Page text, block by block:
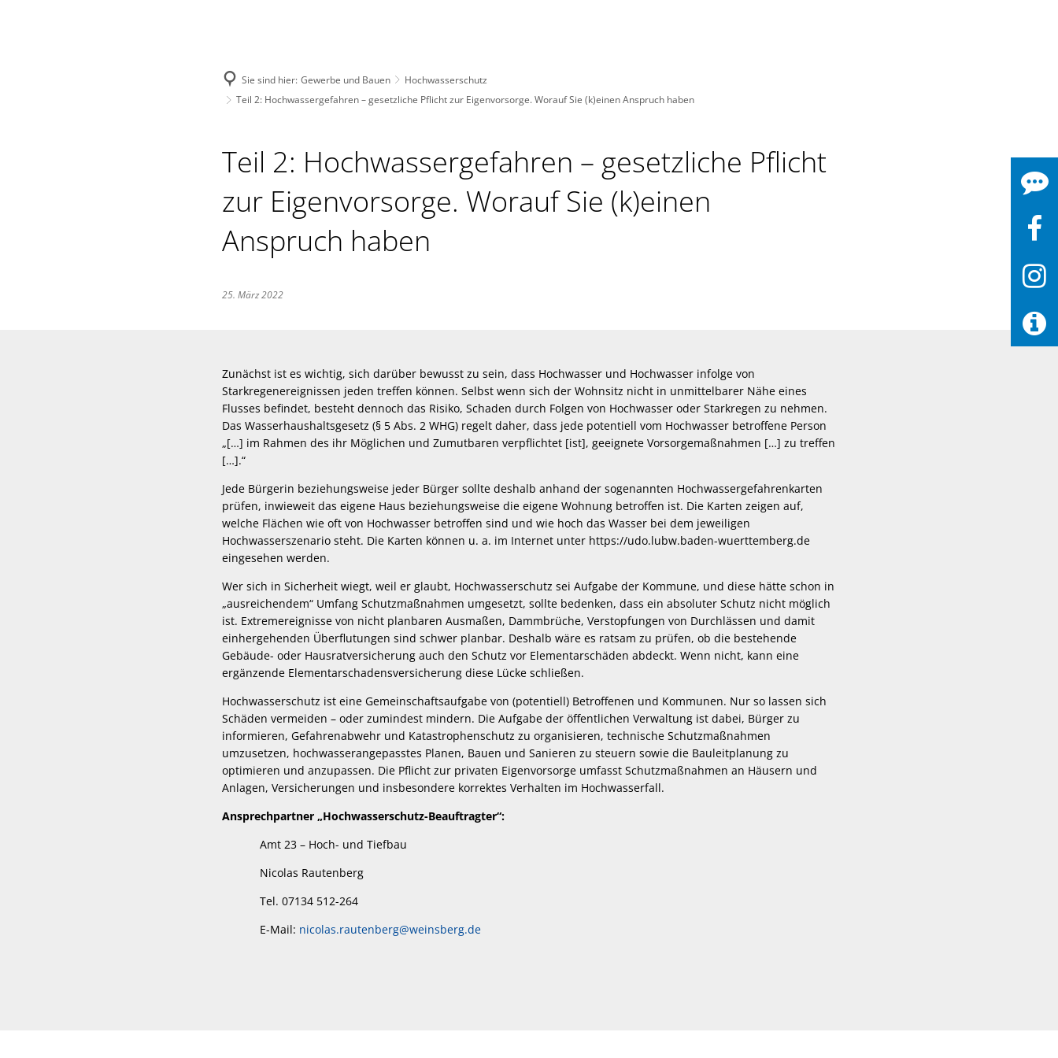
Sie sind hier: Gewerbe und Bauen
Hochwasserschutz
Teil 2: Hochwassergefahren – gesetzliche Pflicht zur Eigenvorsorge. Worauf Sie (k)einen Anspruch haben
Teil 2: Hochwassergefahren – gesetzliche Pflicht
zur Eigenvorsorge. Worauf Sie (k)einen
Anspruch haben
25. März 2022
Zunächst ist es wichtig, sich darüber bewusst zu sein, dass Hochwasser und Hochwasser infolge von
Starkregenereignissen jeden treffen können. Selbst wenn sich der Wohnsitz nicht in unmittelbarer Nähe eines
Flusses befindet, besteht dennoch das Risiko, Schaden durch Folgen von Hochwasser oder Starkregen zu nehmen.
Das Wasserhaushaltsgesetz (§ 5 Abs. 2 WHG) regelt daher, dass jede potentiell vom Hochwasser betroffene Person
„[…] im Rahmen des ihr Möglichen und Zumutbaren verpflichtet [ist], geeignete Vorsorgemaßnahmen […] zu treffen
[…].“
Jede Bürgerin beziehungsweise jeder Bürger sollte deshalb anhand der sogenannten Hochwassergefahrenkarten
prüfen, inwieweit das eigene Haus beziehungsweise die eigene Wohnung betroffen ist. Die Karten zeigen auf,
welche Flächen wie oft von Hochwasser betroffen sind und wie hoch das Wasser bei dem jeweiligen
Hochwasserszenario steht. Die Karten können u. a. im Internet unter https://udo.lubw.baden-wuerttemberg.de
eingesehen werden.
Wer sich in Sicherheit wiegt, weil er glaubt, Hochwasserschutz sei Aufgabe der Kommune, und diese hätte schon in
„ausreichendem“ Umfang Schutzmaßnahmen umgesetzt, sollte bedenken, dass ein absoluter Schutz nicht möglich
ist. Extremereignisse von nicht planbaren Ausmaßen, Dammbrüche, Verstopfungen von Durchlässen und damit
einhergehenden Überflutungen sind schwer planbar. Deshalb wäre es ratsam zu prüfen, ob die bestehende
Gebäude- oder Hausratversicherung auch den Schutz vor Elementarschäden abdeckt. Wenn nicht, kann eine
ergänzende Elementarschadensversicherung diese Lücke schließen.
Hochwasserschutz ist eine Gemeinschaftsaufgabe von (potentiell) Betroffenen und Kommunen. Nur so lassen sich
Schäden vermeiden – oder zumindest mindern. Die Aufgabe der öffentlichen Verwaltung ist dabei, Bürger zu
informieren, Gefahrenabwehr und Katastrophenschutz zu organisieren, technische Schutzmaßnahmen
umzusetzen, hochwasserangepasstes Planen, Bauen und Sanieren zu steuern sowie die Bauleitplanung zu
optimieren und anzupassen. Die Pflicht zur privaten Eigenvorsorge umfasst Schutzmaßnahmen an Häusern und
Anlagen, Versicherungen und insbesondere korrektes Verhalten im Hochwasserfall.
Ansprechpartner „Hochwasserschutz-Beauftragter“:
Amt 23 – Hoch- und Tiefbau
Nicolas Rautenberg
Tel. 07134 512-264
E-Mail: nicolas.rautenberg@weinsberg.de